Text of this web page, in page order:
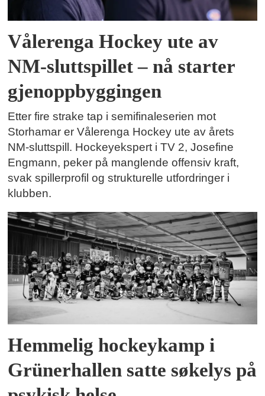
Vålerenga Hockey ute av
NM-sluttspillet – nå starter
gjenoppbyggingen
Etter fire strake tap i semifinaleserien mot
Storhamar er Vålerenga Hockey ute av årets
NM-sluttspill. Hockeyekspert i TV 2, Josefine
Engmann, peker på manglende offensiv kraft,
svak spillerprofil og strukturelle utfordringer i
klubben.
Hemmelig hockeykamp i
Grünerhallen satte søkelys på